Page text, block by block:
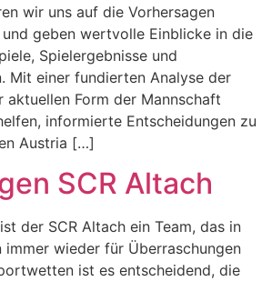
wir uns auf die Vorhersagen
geben wertvolle Einblicke in die
Spielergebnisse und
Mit einer fundierten Analyse der
aktuellen Form der Mannschaft
informierte Entscheidungen zu
Austria […]
SCR Altach
der SCR Altach ein Team, das in
wieder für Überraschungen
ist es entscheidend, die